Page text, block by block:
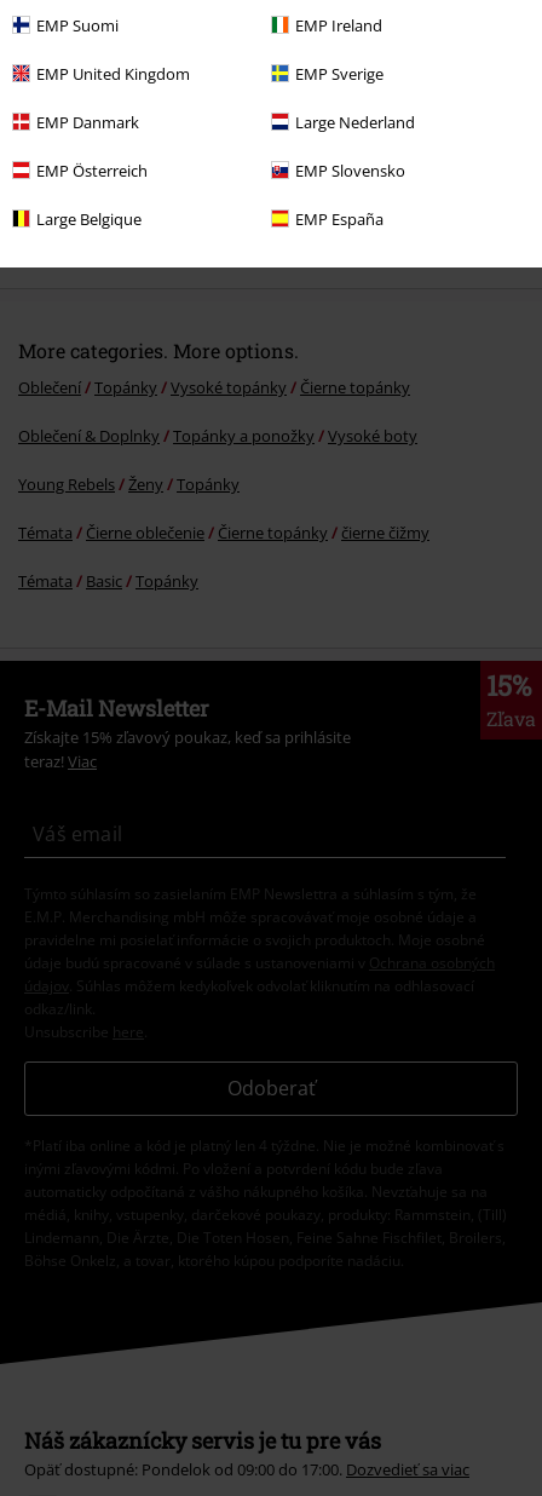
EMP Suomi EMP Ireland
EMP United Kingdom EMP Sverige
EMP Danmark Large Nederland
EMP Österreich EMP Slovensko
Large Belgique EMP España
%
More categories. More options.
Oblečení Topánky Vysoké topánky Čierne topánky
Oblečení & Doplnky Topánky a ponožky Vysoké boty
Young Rebels Ženy Topánky
Témata Čierne oblečenie Čierne topánky čierne čižmy
Témata Basic Topánky
15%
Zľava
E-Mail Newsletter
Získajte 15% zľavový poukaz, keď sa prihlásite
teraz! Viac
Týmto súhlasím so zasielaním EMP Newslettra a súhlasím s tým, že
E.M.P. Merchandising mbH môže spracovávať moje osobné údaje a
pravidelne mi posielať informácie o svojich produktoch. Moje osobné
údaje budú spracované v súlade s ustanoveniami v
Ochrana osobných
údajov
. Súhlas môžem kedykoľvek odvolať kliknutím na odhlasovací
odkaz/link.
Unsubscribe here
Odoberať
*Platí iba online a kód je platný len 4 týždne. Nie je možné kombinovať s
inými zľavovými kódmi. Po vložení a potvrdení kódu bude zľava
automaticky odpočítaná z vášho nákupného košíka. Nevzťahuje sa na
médiá, knihy, vstupenky, darčekové poukazy, produkty: Rammstein, (Till)
Lindemann, Die Ärzte, Die Toten Hosen, Feine Sahne Fischfilet, Broilers,
Böhse Onkelz, a tovar, ktorého kúpou podporíte nadáciu.
Náš zákaznícky servis je tu pre vás
Opäť dostupné: Pondelok od 09:00 do 17:00. Dozvedieť sa viac